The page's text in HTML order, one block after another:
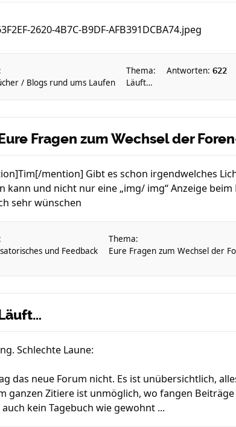
/ Blogs rund ums Laufen
Thema:
Läuft…
Antworten: 622
Fragen zum Wechsel der
mention] Gibt es schon irgendwelches
kann und nicht nur eine „img/ img“ Anzeige
sehr wünschen
und Feedback
Thema:
Eure Fragen zum Wechsel der
Schlechte Laune:
das neue Forum nicht. Es ist unübersichtlich,
ganzen Zitiere ist unmöglich, wo fangen
kein Tagebuch wie gewohnt ...